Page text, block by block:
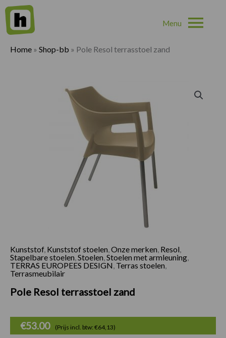
Home » Shop-bb » Pole Resol terrasstoel zand
Kunststof, Kunststof stoelen Onze merken Resol
Stapelbare stoelen Stoelen Stoelen met armleuning
TERRAS EUROPEES DESIGN Terras stoelen
Terrasmeubilair
Pole Resol terrasstoel zand
€53.00 (Prijs incl. btw: €64,13)